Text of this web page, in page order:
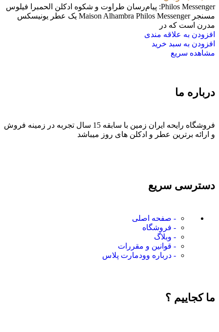
Philos Messenger: پیام‌رسان طراوت و شکوه ادکلن الحمبرا فیلوس
مسنجر Maison Alhambra Philos Messenger یک عطر یونیسکس
مدرن است که در
افزودن به علاقه مندی
افزودن به سبد خرید
مشاهده سریع
درباره ما
فروشگاه رایحه ایران زمین با سابقه 15 سال تجربه در زمینه فروش
و ارائه برترین عطر و ادکلن های روز میباشد
دسترسی سریع
- صفحه اصلی
- فروشگاه
- وبلاگ
- قوانین و مقررات
- درباره وودمارت پلاس
ما کجاییم ؟